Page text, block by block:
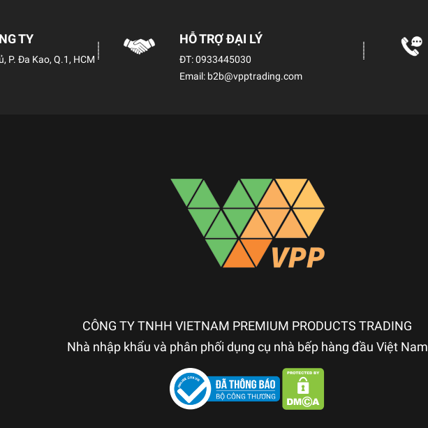
TY
P. Đa Kao, Q.1, HCM
HỖ TRỢ ĐẠI LÝ
ĐT:0933445030
Email: b2b@vpptrading.com
CÔNG TY TNHH VIETNAM PREMIUM PRODUCTS TRADING
Nhà nhập khẩu và phân phối dụng cụ nhà bếp hàng đầu Việt Nam